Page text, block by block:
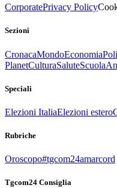
CorporatePrivacy Policy
Sezioni
CronacaMondoEconomia
PlanetCulturaSaluteScuola
Speciali
Elezioni ItaliaElezioni estero
Rubriche
Oroscopo#tgcom24amarcord
Tgcom24 Consiglia